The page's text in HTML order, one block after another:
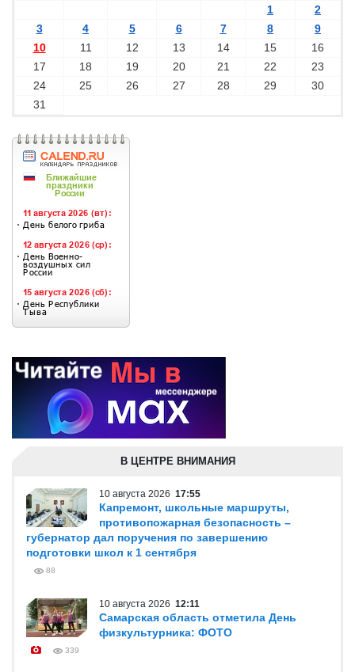
1
2
3
4 5 6 7 8
9
10
11 12 13 14 15
16
17
18 19 20 21 22
23
24
25 26 27 28 29
30
31
В ЦЕНТРЕ ВНИМАНИЯ
10 августа 2026 17:55
Капремонт, школьные маршруты,
противопожарная безопасность –
губернатор дал поручения по завершению
подготовки школ к 1 сентября
88
10 августа 2026 12:11
Самарская область отметила День
физкультурника: ФОТО
339